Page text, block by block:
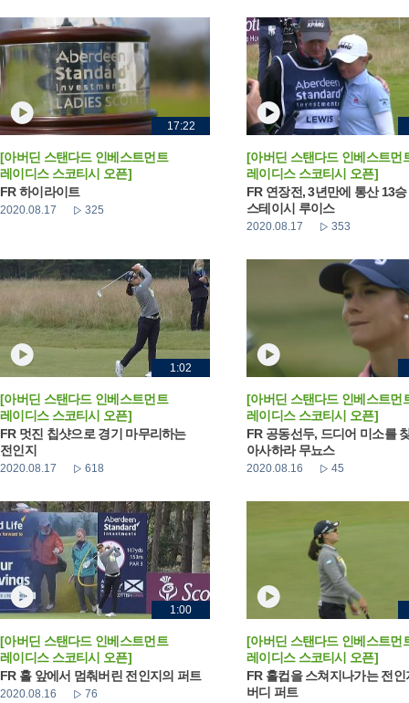
17:22
[아버딘 스탠다드 인베스트먼트
레이디스 스코티시 오픈]
FR 하이라이트
2020.08.17 325
[아버딘 스탠다드 인베스트먼
레이디스 스코티시 오픈]
FR 연장전, 3년만에 통산 13
스테이시 루이스
2020.08.17 353
1:02
[아버딘 스탠다드 인베스트먼트
레이디스 스코티시 오픈]
FR 멋진 칩샷으로 경기 마무리하는
전인지
2020.08.17 618
[아버딘 스탠다드 인베스트먼
레이디스 스코티시 오픈]
FR 공동선두, 드디어 미소를
아사하라 무뇨스
2020.08.16 45
1:00
[아버딘 스탠다드 인베스트먼트
레이디스 스코티시 오픈]
FR 홀 앞에서 멈춰버린 전인지의 퍼트
2020.08.16 76
[아버딘 스탠다드 인베스트먼
레이디스 스코티시 오픈]
FR 홀컵을 스쳐지나가는 전인
버디 퍼트